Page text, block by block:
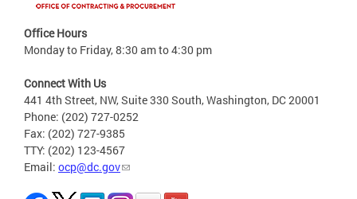
Office Hours
Monday to Friday, 8:30 am to 4:30 pm
Connect With Us
441 4th Street, NW, Suite 330 South, Washington, DC 20001
Phone: (202) 727-0252
Fax: (202) 727-9385
TTY: (202) 123-4567
Email: ocp@dc.gov